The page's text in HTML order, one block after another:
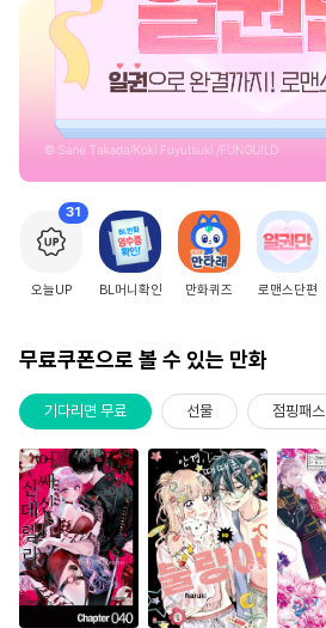
31
오늘UP BL머니확인 만화퀴즈 로맨스단편
무료쿠폰으로 볼 수 있는 만화
기다리면 무료 선물 점핑패스